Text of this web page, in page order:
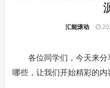
汇能滚动
各位同学们，今天来
哪些，让我们开始精彩的内